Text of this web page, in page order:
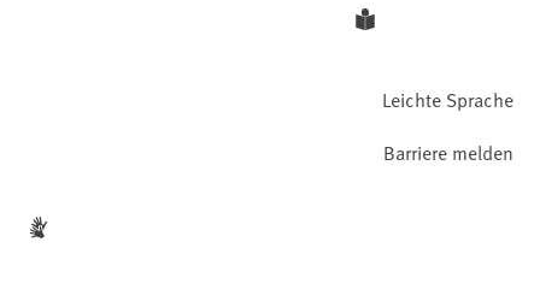
Leichte Sprache
Barriere melden